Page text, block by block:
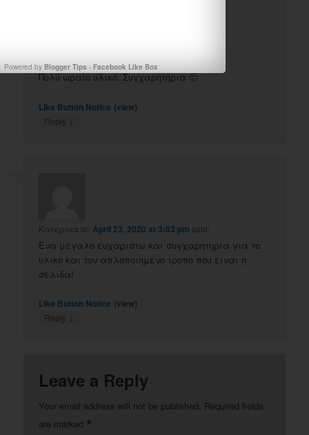
Πολύ ωραίο υλικό. Συγχαρητήρια 🙂
Like Button Notice (view)
Reply
Κατερινα on April 23, 2020 at 3:03 pm said:
Ενα μεγαλο ευχαριστω και συγχαρητηρια για το
υλικο και τον απλοποιημενο τροπο που ειναι η
σελιδα!
Like Button Notice (view)
Reply
Leave a Reply
Your email address will not be published. Required fields
are marked *
Powered by Blogger Tips - Facebook Like Box